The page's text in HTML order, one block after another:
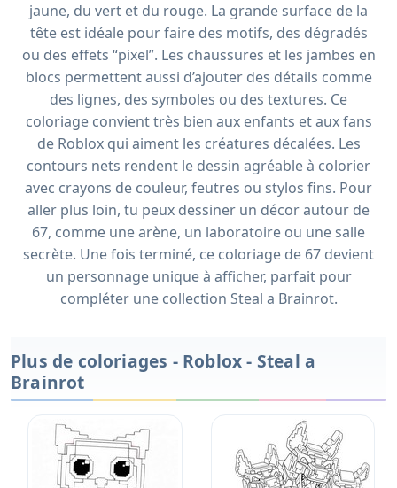
jaune, du vert et du rouge. La grande surface de la
tête est idéale pour faire des motifs, des dégradés
ou des effets “pixel”. Les chaussures et les jambes en
blocs permettent aussi d’ajouter des détails comme
des lignes, des symboles ou des textures. Ce
coloriage convient très bien aux enfants et aux fans
de Roblox qui aiment les créatures décalées. Les
contours nets rendent le dessin agréable à colorier
avec crayons de couleur, feutres ou stylos fins. Pour
aller plus loin, tu peux dessiner un décor autour de
67, comme une arène, un laboratoire ou une salle
secrète. Une fois terminé, ce coloriage de 67 devient
un personnage unique à afficher, parfait pour
compléter une collection Steal a Brainrot.
Plus de coloriages - Roblox - Steal a
Brainrot